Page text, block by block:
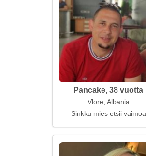
Pancake, 38 vuotta
Vlore, Albania
Sinkku mies etsii vaimoa